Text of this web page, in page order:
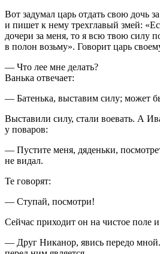
Вот задумал царь отдать свою дочь
и пишет к нему трехглавый змей:
дочери за меня, то я всю твою силу
в полон возьму». Говорит царь
— Что лее мне делать?
Ванька отвечает:
— Батенька, выставим силу; может
Выставили силу, стали воевать. А
у поваров:
— Пустите меня, дяденьки,
не видал.
Те говорят:
— Ступай, посмотри!
Сейчас приходит он на чистое поле
— Друг Никанор, явись передо